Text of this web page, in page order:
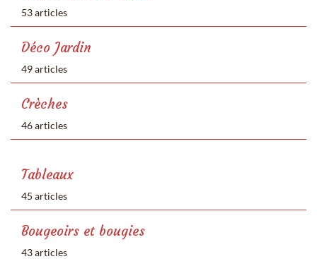
53 articles
Déco Jardin
49 articles
Crèches
46 articles
Tableaux
45 articles
Bougeoirs et bougies
43 articles